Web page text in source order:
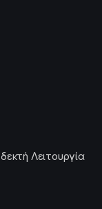
Λειτουργία